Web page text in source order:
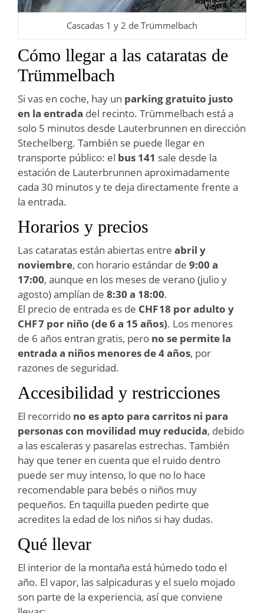
Cascadas 1 y 2 de Trümmelbach
Cómo llegar a las cataratas de
Trümmelbach
Si vas en coche, hay un parking gratuito justo
en la entrada del recinto. Trümmelbach está a
solo 5 minutos desde Lauterbrunnen en dirección
Stechelberg. También se puede llegar en
transporte público: el bus 141 sale desde la
estación de Lauterbrunnen aproximadamente
cada 30 minutos y te deja directamente frente a
la entrada.
Horarios y precios
Las cataratas están abiertas entre abril y
noviembre, con horario estándar de 9:00 a
17:00, aunque en los meses de verano (julio y
agosto) amplían de 8:30 a 18:00.
El precio de entrada es de CHF 18 por adulto y
CHF 7 por niño (de 6 a 15 años). Los menores
de 6 años entran gratis, pero no se permite la
entrada a niños menores de 4 años, por
razones de seguridad.
Accesibilidad y restricciones
El recorrido no es apto para carritos ni para
personas con movilidad muy reducida, debido
a las escaleras y pasarelas estrechas. También
hay que tener en cuenta que el ruido dentro
puede ser muy intenso, lo que no lo hace
recomendable para bebés o niños muy
pequeños. En taquilla pueden pedirte que
acredites la edad de los niños si hay dudas.
Qué llevar
El interior de la montaña está húmedo todo el
año. El vapor, las salpicaduras y el suelo mojado
son parte de la experiencia, así que conviene